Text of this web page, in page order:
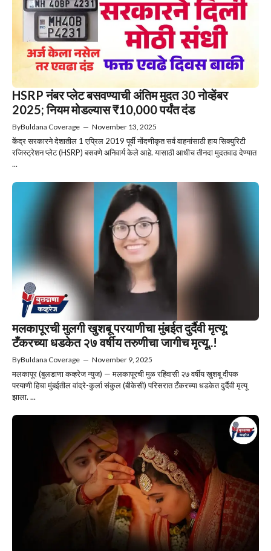
HSRP नंबर प्लेट बसवण्याची अंतिम मुदत 30 नोव्हेंबर
2025; नियम मोडल्यास ₹10,000 पर्यंत दंड
ByBuldana Coverage — November 13, 2025
केंद्र सरकारने देशातील 1 एप्रिल 2019 पूर्वी नोंदणीकृत सर्व वाहनांसाठी हाय सिक्युरिटी
रजिस्ट्रेशन प्लेट (HSRP) बसवणे अनिवार्य केले आहे. यासाठी आधीच तीनदा मुदतवाढ देण्यात
...
मलकापूरची मुलगी खुशबू परयाणीचा मुंबईत दुर्दैवी मृत्यू;
टँकरच्या धडकेत २७ वर्षीय तरुणीचा जागीच मृत्यू..!
ByBuldana Coverage — November 9, 2025
मलकापूर (बुलडाणा कव्हरेज न्युज) — मलकापूरची मुळ रहिवासी २७ वर्षीय खुशबू दीपक
परयाणी हिचा मुंबईतील वांद्रे-कुर्ला संकुल (बीकेसी) परिसरात टँकरच्या धडकेत दुर्दैवी मृत्यू
झाला. ...